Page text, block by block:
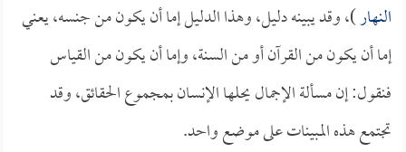
النهار)، وقد يبينه دليل، وهذا الدليل إما أن يكون من جنسه، يعني
إما أن يكون من القرآن أو من السنة، وإما أن يكون من القياس
فنقول: إن مسألة الإجمال يحلها الإنسان بمجموع الحقائق، وقد
تجتمع هذه المبينات على موضع واحد.